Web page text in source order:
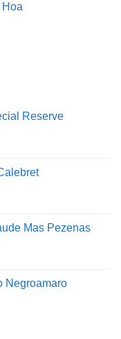
Hoa
Reserve
Mas Pezenas
Negroamaro